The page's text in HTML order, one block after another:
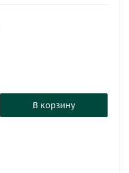
В корзину